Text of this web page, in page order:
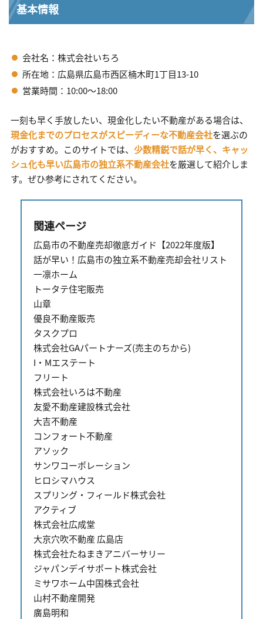
基本情報
会社名：株式会社いちろ
所在地：広島県広島市西区楠木町1丁目13-10
営業時間：10:00～18:00
一刻も早く手放したい、現金化したい不動産がある場合は、
現金化までのプロセスがスピーディーな不動産会社を選ぶの
がおすすめ。このサイトでは、 少数精鋭で話が早く、キャッ
シュ化も早い広島市の独立系不動産会社を厳選して紹介しま
す。ぜひ参考にされてください。
関連ページ
広島市の不動産売却徹底ガイド【2022年度版】
話が早い！広島市の独立系不動産売却会社リスト
一凛ホーム
トータテ住宅販売
山章
優良不動産販売
タスクプロ
株式会社GAパートナーズ(売主のちから)
I・Mエステート
フリート
株式会社いろは不動産
友愛不動産建設株式会社
大吉不動産
コンフォート不動産
アソック
サンワコーポレーション
ヒロシマハウス
スプリング・フィールド株式会社
アクティブ
株式会社広成堂
大京穴吹不動産 広島店
株式会社たねまきアニバーサリー
ジャパンデイサポート株式会社
ミサワホーム中国株式会社
山村不動産開発
廣島明和